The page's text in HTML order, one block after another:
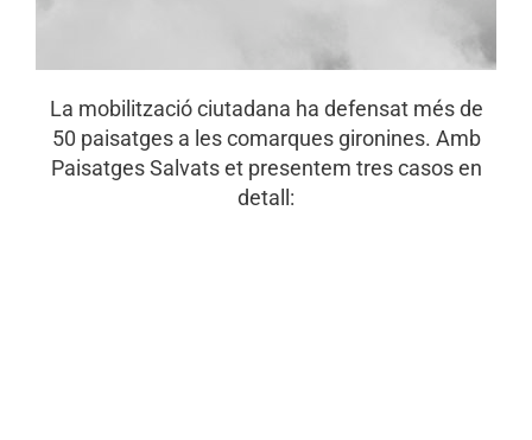
La mobilització ciutadana ha defensat més de
50 paisatges a les comarques gironines. Amb
Paisatges Salvats et presentem tres casos en
detall: